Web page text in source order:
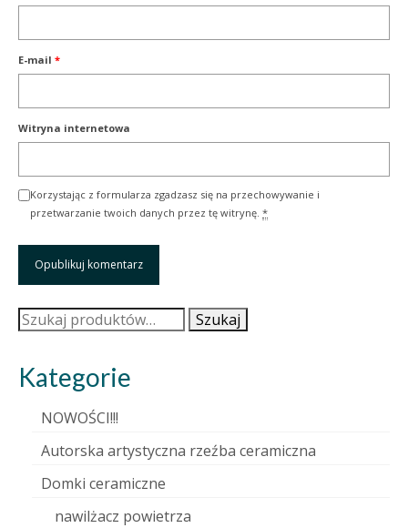
E-mail *
Witryna internetowa
Korzystając z formularza zgadzasz się na przechowywanie i
przetwarzanie twoich danych przez tę witrynę. *
Szukaj: Szukaj
Kategorie
NOWOŚCI!!!
Autorska artystyczna rzeźba ceramiczna
Domki ceramiczne
nawilżacz powietrza